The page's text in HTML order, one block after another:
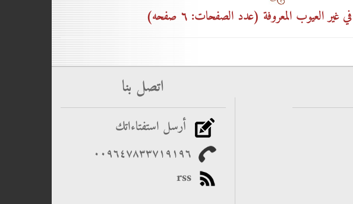
المعروفة (عدد الصفحات: ٦ صفحه)
اتصل بنا
أرسل استفتاءاتك
rss